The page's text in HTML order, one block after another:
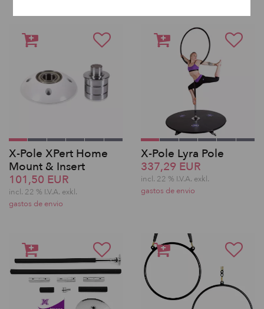
X-Pole XPert Home
Mount & Insert
101,50 EUR
incl. 22 % I.V.A. exkl.
gastos de envio
X-Pole Lyra Pole
337,29 EUR
incl. 22 % I.V.A. exkl.
gastos de envio